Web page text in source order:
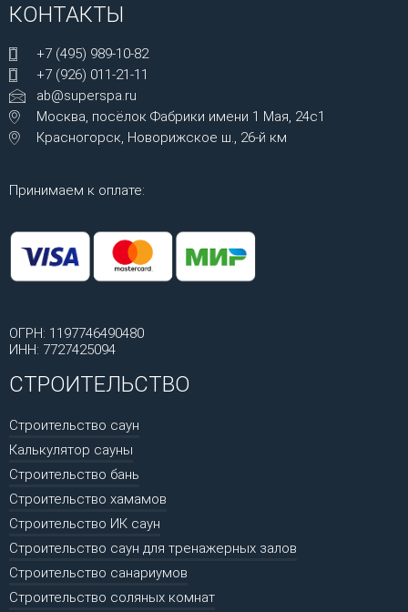
КОНТАКТЫ
+7 (495) 989-10-82
+7 (926) 011-21-11
ab@superspa.ru
Москва, посёлок Фабрики имени 1 Мая, 24с1
Красногорск, Новорижское ш., 26-й км
Принимаем к оплате:
ОГРН: 1197746490480
ИНН: 7727425094
СТРОИТЕЛЬСТВО
Строительство саун
Калькулятор сауны
Строительство бань
Строительство хамамов
Строительство ИК саун
Строительство саун для тренажерных залов
Строительство санариумов
Строительство соляных комнат